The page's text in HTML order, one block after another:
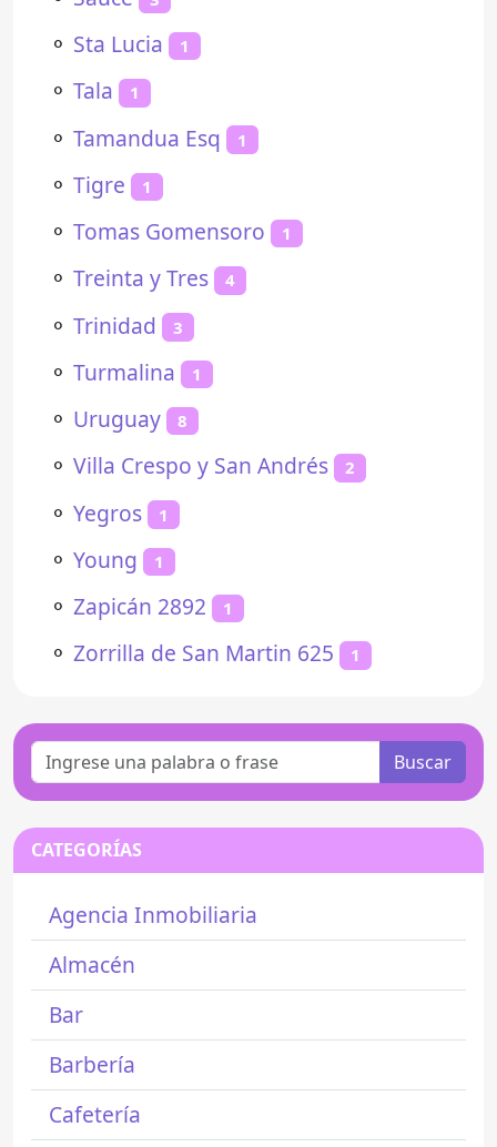
⚬ Sta Lucia 1
⚬ Tala 1
⚬ Tamandua Esq 1
⚬ Tigre 1
⚬ Tomas Gomensoro 1
⚬ Treinta y Tres 4
⚬ Trinidad 3
⚬ Turmalina 1
⚬ Uruguay 8
⚬ Villa Crespo y San Andrés 2
⚬ Yegros 1
⚬ Young 1
⚬ Zapicán 2892 1
⚬ Zorrilla de San Martin 625 1
Buscar
CATEGORÍAS
Agencia Inmobiliaria
Almacén
Bar
Barbería
Cafetería